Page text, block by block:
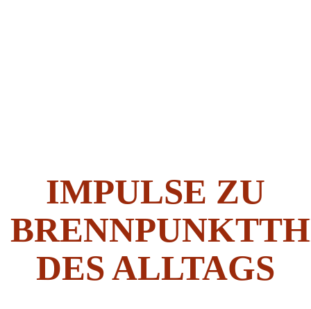
IMPULSE ZU
DES ALLTAGS